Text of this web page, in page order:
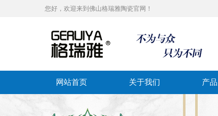
您好，欢迎来到佛山格瑞雅陶瓷官网！
网站首页 关于我们 产